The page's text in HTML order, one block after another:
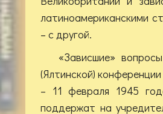
латиноамериканскими
– с другой.
«Зависшие»
(Ялтинской)
– 11 февраля 1945
поддержат на